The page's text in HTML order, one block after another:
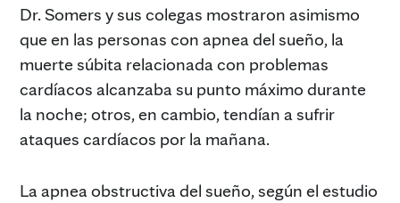
Dr. Somers y sus colegas mostraron asimismo
que en las personas con apnea del sueño, la
muerte súbita relacionada con problemas
cardíacos alcanzaba su punto máximo durante
la noche; otros, en cambio, tendían a sufrir
ataques cardíacos por la mañana.
La apnea obstructiva del sueño, según el estudio